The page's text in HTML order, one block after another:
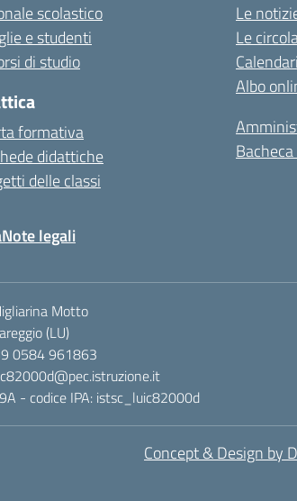
scolastico
e studenti
di studio
formativa
didattiche
delle classi
Le
Le
Albo
Note legali
Motto
(LU)
0584 961863
- codice IPA: istsc_luic82000d
Concept & Design by